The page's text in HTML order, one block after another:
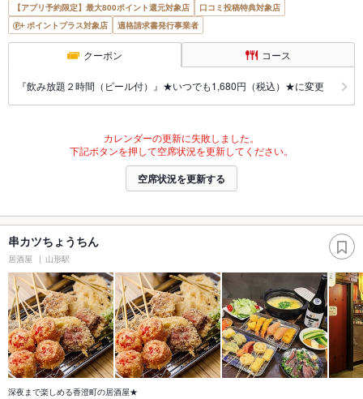
【アプリ予約限定】最大800ポイント還元対象店
口コミ投稿特典対象店
ポイントプラス対象店
適格請求書発行事業者
クーポン コース
『飲み放題２時間（ビール付）』★いつでも1,680円（税込）★に変更
カレンダーの更新に失敗しました。
下記ボタンを押して空席状況を更新してください。
空席状況を更新する
串カツちょうちん
居酒屋 山形駅
深夜まで楽しめる香澄町の居酒屋★